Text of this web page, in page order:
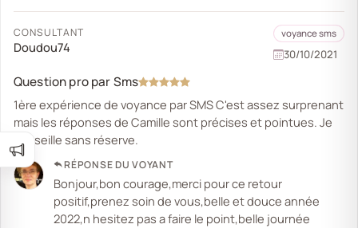
CONSULTANT
Doudou74
voyance sms
30/10/2021
Question pro par Sms
1ère expérience de voyance par SMS C'est assez surprenant
mais les réponses de Camille sont précises et pointues. Je
conseille sans réserve.
RÉPONSE DU VOYANT
Bonjour,bon courage,merci pour ce retour
positif,prenez soin de vous,belle et douce année
2022,n hesitez pas a faire le point,belle journée